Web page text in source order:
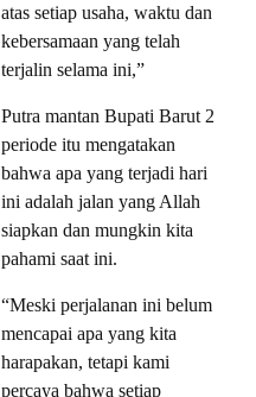
atas setiap usaha, waktu dan
kebersamaan yang telah
terjalin selama ini,”
Putra mantan Bupati Barut 2
periode itu mengatakan
bahwa apa yang terjadi hari
ini adalah jalan yang Allah
siapkan dan mungkin kita
pahami saat ini.
“Meski perjalanan ini belum
mencapai apa yang kita
harapakan, tetapi kami
percaya bahwa setiap